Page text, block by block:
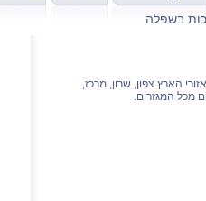
בשפלה
הארץ צפון, שרון, מרכז,